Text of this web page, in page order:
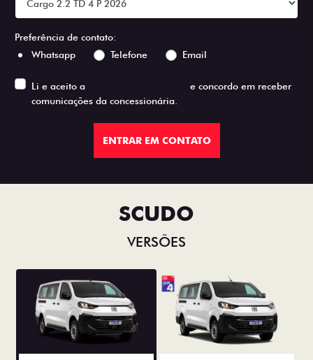
Preferência de contato:
Whatsapp
Telefone Email
Li e aceito a
e concordo em receber
comunicações da concessionária.
ENTRAR EM CONTATO
SCUDO
VERSÕES